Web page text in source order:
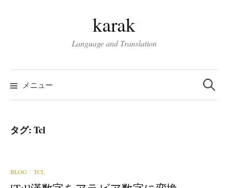
ス
キ
プ
karak
Language and Translation
メニュー
検
索:
タグ:Tcl
BLOG / TCL